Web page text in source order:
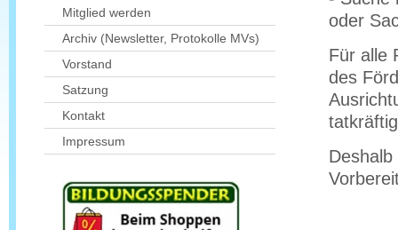
Mitglied werden
Archiv (Newsletter, Protokolle MVs)
Vorstand
Satzung
Kontakt
Impressum
oder
Für alle
des